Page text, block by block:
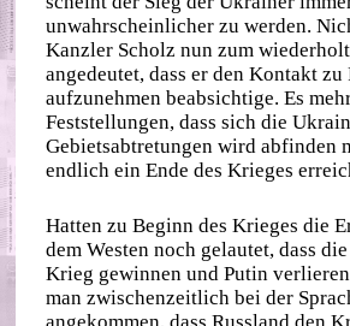
unwahrscheinlicher zu werden.
Kanzler Scholz nun zum
angedeutet, dass er den Kontakt
aufzunehmen beabsichtige. Es
Feststellungen, dass sich die
Gebietsabtretungen wird abfinden
endlich ein Ende des Krieges
Hatten zu Beginn des Krieges die
dem Westen noch gelautet, dass
Krieg gewinnen und Putin
man zwischenzeitlich bei der
angekommen, dass Russland den